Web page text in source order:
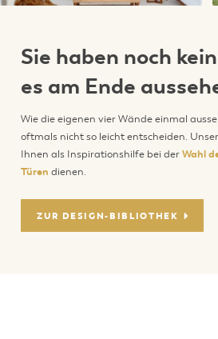
Sie haben noch
es am Ende
Wie die eigenen vier Wände einmal
oftmals nicht so leicht entscheiden.
Ihnen als Inspirationshilfe bei derWahl
Türen dienen.
ZUR DESIGN-BIBLIOTHEK